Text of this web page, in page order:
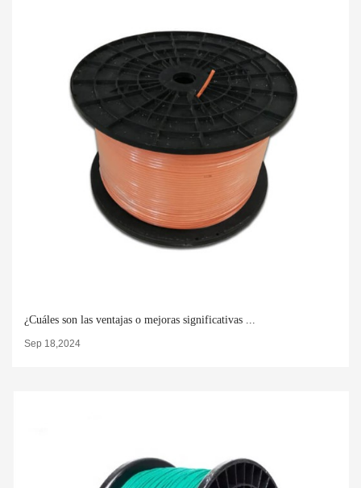
¿Cuáles son las ventajas o mejoras significativas ...
Sep 18,2024